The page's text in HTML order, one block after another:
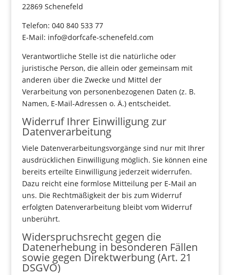
22869 Schenefeld
Telefon: 040 840 533 77
E-Mail: info@dorfcafe-schenefeld.com
Verantwortliche Stelle ist die natürliche oder
juristische Person, die allein oder gemeinsam mit
anderen über die Zwecke und Mittel der
Verarbeitung von personenbezogenen Daten (z. B.
Namen, E-Mail-Adressen o. Ä.) entscheidet.
Widerruf Ihrer Einwilligung zur
Datenverarbeitung
Viele Datenverarbeitungsvorgänge sind nur mit Ihrer
ausdrücklichen Einwilligung möglich. Sie können eine
bereits erteilte Einwilligung jederzeit widerrufen.
Dazu reicht eine formlose Mitteilung per E-Mail an
uns. Die Rechtmäßigkeit der bis zum Widerruf
erfolgten Datenverarbeitung bleibt vom Widerruf
unberührt.
Widerspruchsrecht gegen die
Datenerhebung in besonderen Fällen
sowie gegen Direktwerbung (Art. 21
DSGVO)